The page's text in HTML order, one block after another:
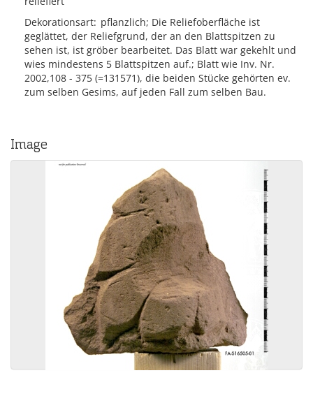
Dekorationsart pflanzlich; Die Reliefoberfläche ist
geglättet, der Reliefgrund, der an den Blattspitzen zu
sehen ist, ist gröber bearbeitet. Das Blatt war gekehlt und
wies mindestens 5 Blattspitzen auf.; Blatt wie Inv. Nr.
2002,108 - 375 (=131571), die beiden Stücke gehörten ev.
zum selben Gesims, auf jeden Fall zum selben Bau.
Image